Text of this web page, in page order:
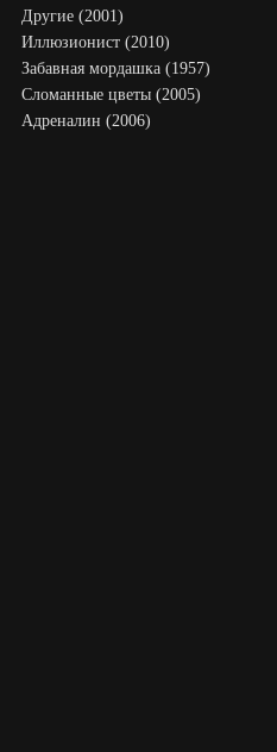
Другие (2001)
Иллюзионист (2010)
Забавная мордашка (1957)
Сломанные цветы (2005)
Адреналин (2006)